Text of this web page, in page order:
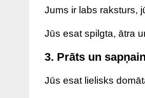
Jums ir labs raksturs,
Jūs esat spilgta, ātra
3. Prāts un
Jūs esat lielisks